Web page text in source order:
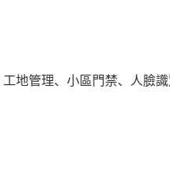
地管理、小區門禁、人臉